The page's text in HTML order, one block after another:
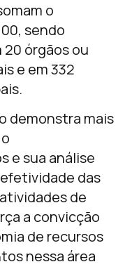
o
sendo
órgãos ou
e em 332
demonstra mais
e sua análise
das
de
a convicção
de recursos
nessa área